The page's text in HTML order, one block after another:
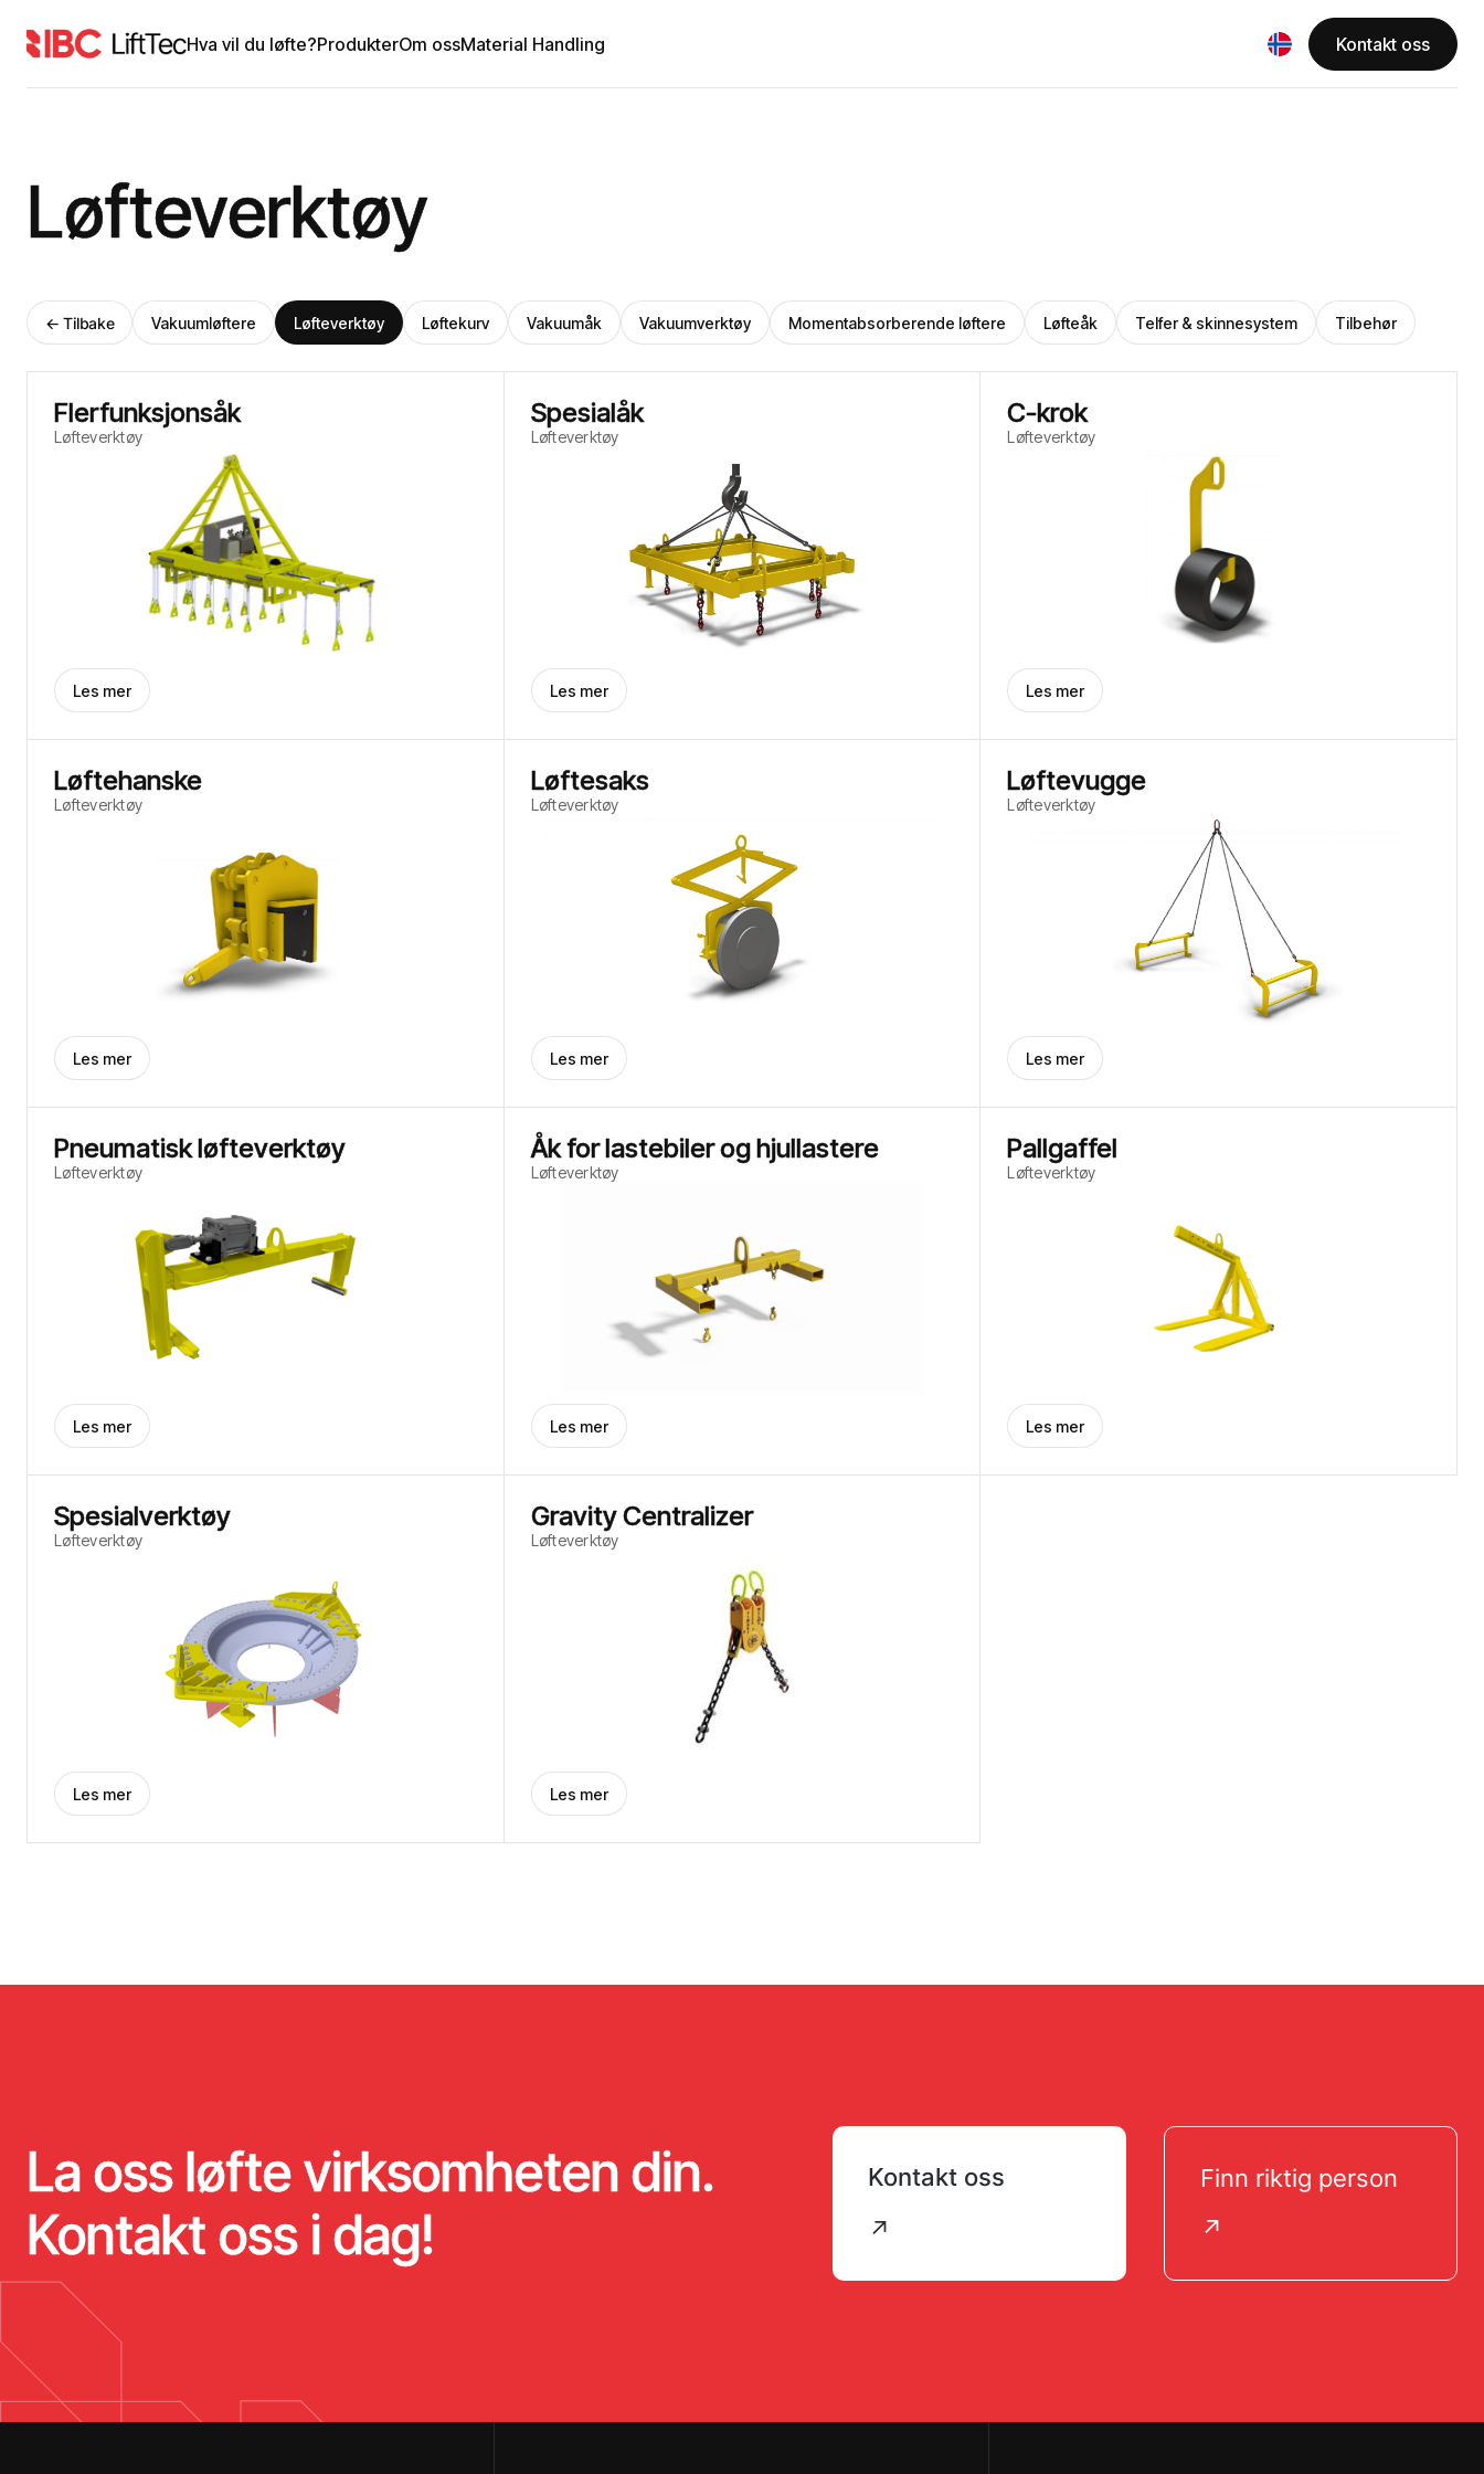
Hva vil du løfte?ProdukterOm ossMaterial Handling Kontakt oss
Løfteverktøy
← Tilbake Vakuumløftere Løfteverktøy Løftekurv Vakuumåk Vakuumverktøy Momentabsorberende løftere Løfteåk Telfer & skinnesystem Tilbehør
Flerfunksjonsåk
Løfteverktøy
Les mer
Spesialåk
Løfteverktøy
Les mer
C-krok
Løfteverktøy
Les mer
Løftehanske
Løfteverktøy
Les mer
Løftesaks
Løfteverktøy
Les mer
Løftevugge
Løfteverktøy
Les mer
Pneumatisk løfteverktøy
Løfteverktøy
Les mer
Åk for lastebiler og hjullastere
Løfteverktøy
Les mer
Pallgaffel
Løfteverktøy
Les mer
Spesialverktøy
Løfteverktøy
Les mer
Gravity Centralizer
Løfteverktøy
Les mer
La oss løfte virksomheten din.
Kontakt oss i dag!
Kontakt oss
↗
Finn riktig person
↗